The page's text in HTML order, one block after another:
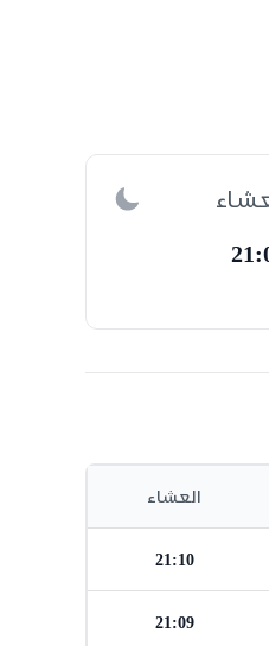
العشاء
21:10
21:09